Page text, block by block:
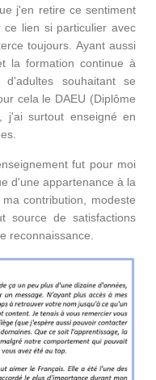
j'en retire ce sentiment
lien si particulier avec
toujours. Ayant aussi
la formation continue à
souhaitant se
cela le DAEU (Diplôme
j'ai surtout enseigné en
fut pour moi
d'une appartenance à la
contribution, modeste
source de satisfactions
reconnaissance.